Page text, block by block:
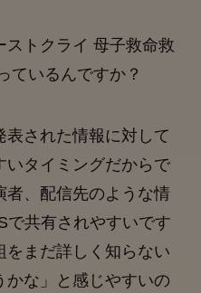
トクライ 母子救命救
ているんですか？
表された情報に対して
いタイミングだからで
、配信先のような情
で共有されやすいです
をまだ詳しく知らない
かな」と感じやすいの